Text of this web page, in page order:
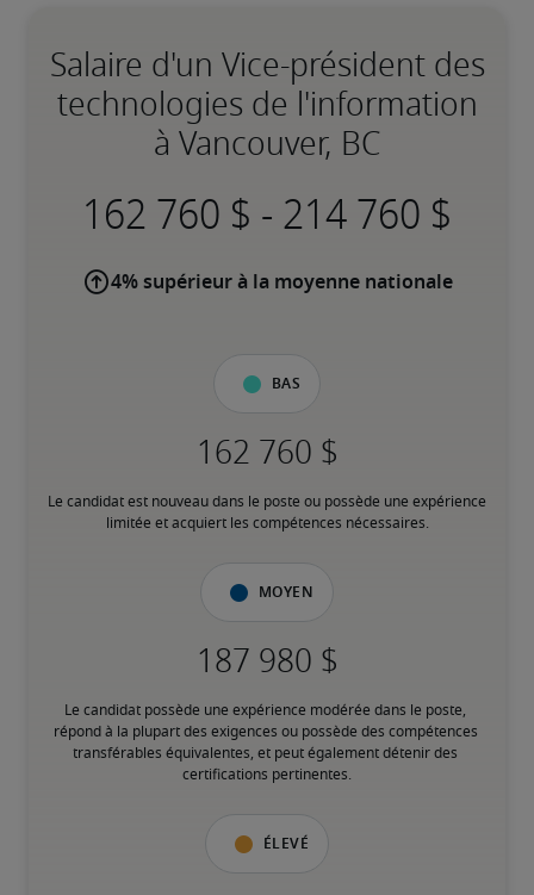
Salaire d'un Vice-président des
technologies de l'information
à Vancouver, BC
-
4% supérieur à la moyenne nationale
Bas
Le candidat est nouveau dans le poste ou possède une expérience
limitée et acquiert les compétences nécessaires.
Moyen
Le candidat possède une expérience modérée dans le poste,
répond à la plupart des exigences ou possède des compétences
transférables équivalentes, et peut également détenir des
certifications pertinentes.
Élevé